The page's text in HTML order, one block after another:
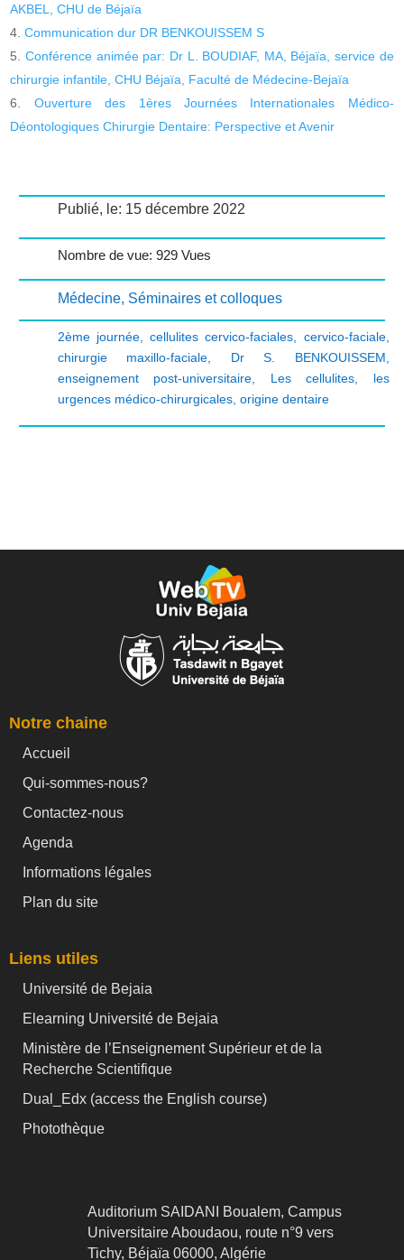
AKBEL, CHU de Béjaïa
Communication dur DR BENKOUISSEM S
Conférence animée par: Dr L. BOUDIAF, MA, Béjaïa, service de
chirurgie infantile, CHU Béjaïa, Faculté de Médecine-Bejaïa
Ouverture des 1ères Journées Internationales Médico-
Déontologiques Chirurgie Dentaire: Perspective et Avenir
Publié, le: 15 décembre 2022
Nombre de vue: 929 Vues
Médecine, Séminaires et colloques
2ème journée, cellulites cervico-faciales cervico-faciale,
chirurgie maxillo-faciale
Dr S. BENKOUISSEM
enseignement post-universitaire
Les cellulites
les
urgences médico-chirurgicales, origine dentaire
Notre chaine
Accueil
Qui-sommes-nous?
Contactez-nous
Agenda
Informations légales
Plan du site
Liens utiles
Université de Bejaia
Elearning Université de Bejaia
Ministère de l’Enseignement Supérieur et de la
Recherche Scientifique
Dual_Edx (access the English course)
Photothèque
Auditorium SAIDANI Boualem, Campus
Universitaire Aboudaou, route n°9 vers
Tichy, Béjaïa 06000, Algérie